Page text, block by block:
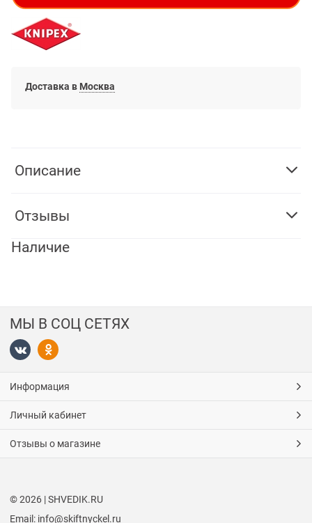
Доставка в Москва
Описание
Отзывы
Наличие
МЫ В СОЦ СЕТЯХ
Информация
Личный кабинет
Отзывы о магазине
© 2026 | SHVEDIK.RU
Email: info@skiftnyckel.ru